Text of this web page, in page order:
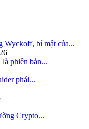
Wyckoff, bí mật của...
phiên bản...
phái...
Crypto...